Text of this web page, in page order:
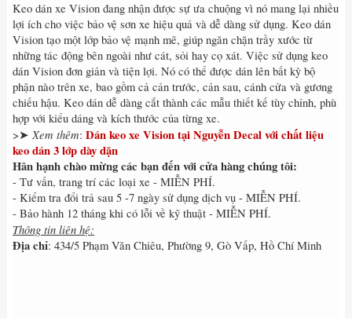
Keo dán xe Vision đang nhận được sự ưa chuộng vì nó mang lại nhiều
lợi ích cho việc bảo vệ sơn xe hiệu quả và dễ dàng sử dụng. Keo dán
Vision tạo một lớp bảo vệ mạnh mẽ, giúp ngăn chặn trầy xước từ
những tác động bên ngoài như cát, sỏi hay cọ xát. Việc sử dụng keo
dán Vision đơn giản và tiện lợi. Nó có thể được dán lên bất kỳ bộ
phận nào trên xe, bao gồm cả cản trước, cản sau, cánh cửa và gương
chiếu hậu. Keo dán dễ dàng cắt thành các mẫu thiết kế tùy chỉnh, phù
hợp với kiểu dáng và kích thước của từng xe.
>➤Xem thêm: Dán keo xe Vision tại Nguyễn Decal với chất liệu
keo dán 3 lớp dày dặn
Hân hạnh chào mừng các bạn đến với cửa hàng chúng tôi:
- Tư vấn, trang trí các loại xe - MIỄN PHÍ.
- Kiểm tra đổi trả sau 5 -7 ngày sử dụng dịch vụ - MIỄN PHÍ.
- Bảo hành 12 tháng khi có lỗi về kỹ thuật - MIỄN PHÍ.
Thông tin liên hệ:
Địa chỉ: 434/5 Phạm Văn Chiêu, Phường 9, Gò Vấp, Hồ Chí Minh